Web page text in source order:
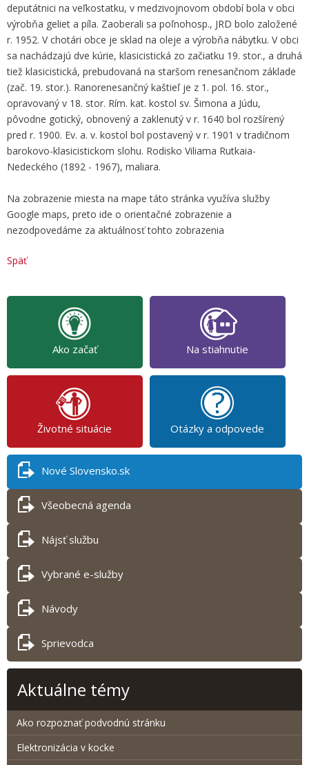
deputátnici na veľkostatku, v medzivojnovom období bola v obci
výrobňa geliet a píla. Zaoberali sa poľnohosp., JRD bolo založené
r. 1952. V chotári obce je sklad na oleje a výrobňa nábytku. V obci
sa nachádzajú dve kúrie, klasicistická zo začiatku 19. stor., a druhá
tiež klasicistická, prebudovaná na staršom renesančnom základe
(zač. 19. stor.). Ranorenesančný kaštieľ je z 1. pol. 16. stor.,
opravovaný v 18. stor. Rím. kat. kostol sv. Šimona a Júdu,
pôvodne gotický, obnovený a zaklenutý v r. 1640 bol rozšírený
pred r. 1900. Ev. a. v. kostol bol postavený v r. 1901 v tradičnom
barokovo-klasicistickom slohu. Rodisko Viliama Rutkaia-
Nedeckého (1892 - 1967), maliara.
Na zobrazenie miesta na mape táto stránka využíva služby
Google maps, preto ide o orientačné zobrazenie a
nezodpovedáme za aktuálnosť tohto zobrazenia
Späť
Ako začať Na stiahnutie
Životné situácie Otázky a odpovede
Nové Slovensko.sk
Všeobecná agenda
Nájsť službu
Vybrané e-služby
Návody
Sprievodca
Aktuálne témy
Ako rozpoznať podvodnú stránku
Elektronizácia v kocke